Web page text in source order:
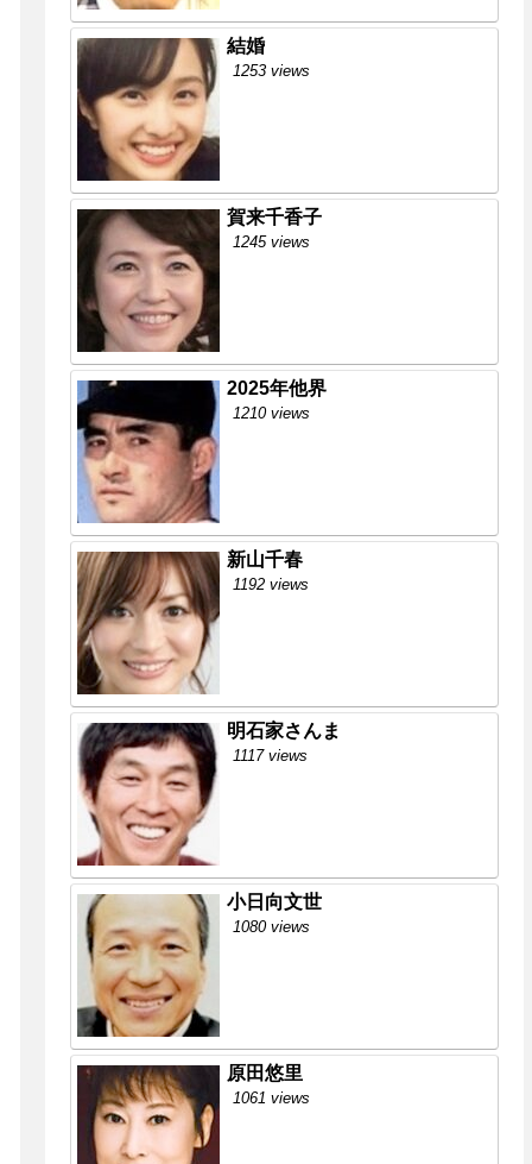
結婚
1253 views
賀来千香子
1245 views
2025年他界
1210 views
新山千春
1192 views
明石家さんま
1117 views
小日向文世
1080 views
原田悠里
1061 views